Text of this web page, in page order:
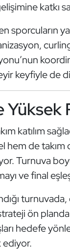
katkı
sporcuların
keyfiyle de
Yüksek
katılım
hem de
Turnuva
ve final
ön
hedefe
ediyor.